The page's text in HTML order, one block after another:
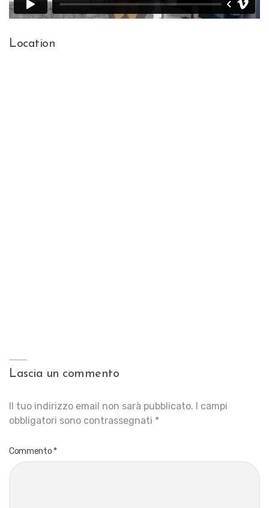
Location
Lascia un commento
Il tuo indirizzo email non sarà pubblicato.
I campi
obbligatori sono contrassegnati *
Commento *